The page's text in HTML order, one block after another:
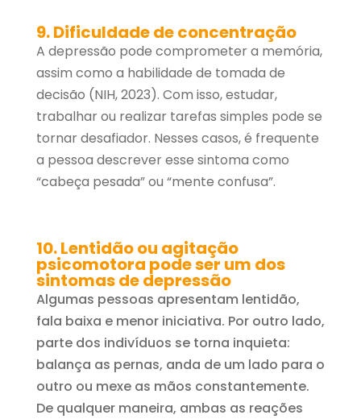
9. Dificuldade de concentração
A depressão pode comprometer a memória,
assim como a habilidade de tomada de
decisão (NIH, 2023). Com isso, estudar,
trabalhar ou realizar tarefas simples pode se
tornar desafiador. Nesses casos, é frequente
a pessoa descrever esse sintoma como
“cabeça pesada” ou “mente confusa”.
10. Lentidão ou agitação
psicomotora pode ser um dos
sintomas de depressão
Algumas pessoas apresentam lentidão,
fala baixa e menor iniciativa. Por outro lado,
parte dos indivíduos se torna inquieta:
balança as pernas, anda de um lado para o
outro ou mexe as mãos constantemente.
De qualquer maneira, ambas as reações